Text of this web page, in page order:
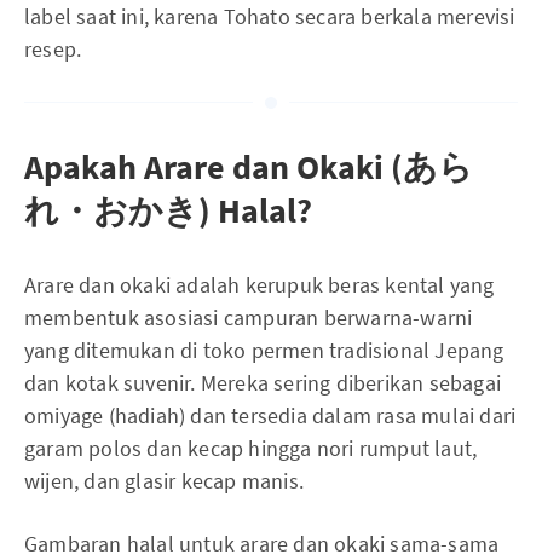
label saat ini, karena Tohato secara berkala merevisi
resep.
Apakah Arare dan Okaki (あら
れ・おかき) Halal?
Arare dan okaki adalah kerupuk beras kental yang
membentuk asosiasi campuran berwarna-warni
yang ditemukan di toko permen tradisional Jepang
dan kotak suvenir. Mereka sering diberikan sebagai
omiyage (hadiah) dan tersedia dalam rasa mulai dari
garam polos dan kecap hingga nori rumput laut,
wijen, dan glasir kecap manis.
Gambaran halal untuk arare dan okaki sama-sama